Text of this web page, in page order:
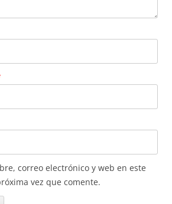
correo electrónico y web en este
vez que comente.